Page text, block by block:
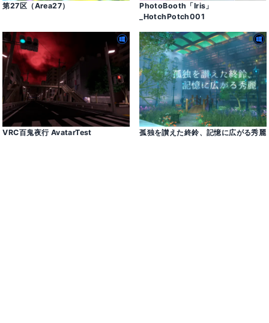
第27区（Area27）
PhotoBooth「Iris」
_HotchPotch001
VRC百鬼夜行 AvatarTest 孤独を讃えた終鈴、記憶に広がる秀麗